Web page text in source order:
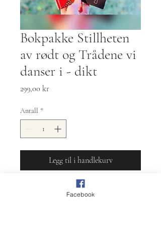
Bokpakke Stillheten
av rødt og Trådene vi
danser i - dikt
299,00 krPris
Antall *
Legg til i handlekurv
Her kan du sikre deg begge
samlingene i en pakke.
Facebook